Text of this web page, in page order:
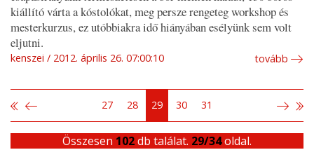
kiállító várta a kóstolókat, meg persze rengeteg workshop és
mesterkurzus, ez utóbbiakra idő hiányában esélyünk sem volt
eljutni.
kenszei 2012. április 26. 07:00:10 tovább
27 28 29 30 31
Összesen 102db találat. 29/34oldal.